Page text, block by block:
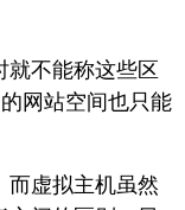
就不能称这些区
网站空间也只能
而虚拟主机虽然